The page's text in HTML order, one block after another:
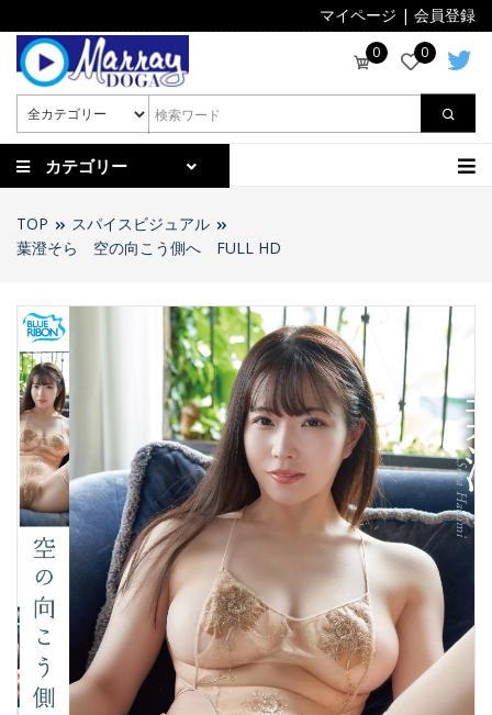
マイページ | 会員登録
0 0
カテゴリー
TOP
スパイスビジュアル
葉澄そら 空の向こう側へ FULL HD